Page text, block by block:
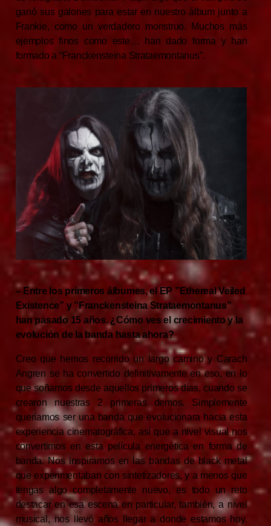
ganó sus galones para estar en nuestro álbum junto a
Frankie, como un verdadero monstruo. Muchos más
ejemplos finos como este… han dado forma y han
formado a “Franckensteina Strataemontanus”.
– Entre los primeros álbumes, el EP ”Ethereal Veiled
Existence” y ”Franckensteina Strataemontanus”
han pasado 15 años. ¿Cómo ves el crecimiento y la
evolución de la banda hasta ahora?
Creo que hemos recorrido un largo camino y Carach
Angren se ha convertido definitivamente en eso, en lo
que soñamos desde aquellos primeros días, cuando se
crearon nuestras 2 primeras demos. Simplemente
queríamos ser una banda que evolucionara hacia esta
experiencia cinematográfica, así que a nivel visual nos
convertimos en esta película energética en forma de
banda. Nos inspiramos en las bandas de black metal
que experimentaban con sintetizadores, y a menos que
tengas algo completamente nuevo, es todo un reto
destacar en esa escena en particular, también, a nivel
musical, nos llevó años llegar a donde estamos hoy.